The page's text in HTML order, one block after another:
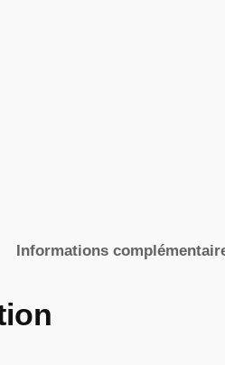
Informations